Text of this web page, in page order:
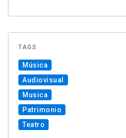
TAGS
Música
Audiovisual
Musica
Patrimonio
Teatro